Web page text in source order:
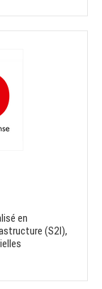
en
(S2I),